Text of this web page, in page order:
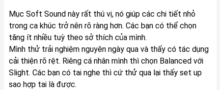
Mục Soft Sound này rất thú vị, nó giúp các chi tiết nhỏ
trong ca khúc trở nên rõ ràng hơn. Các bạn có thể chọn
tăng ít nhiều tuỳ theo sở thích của mình.
Mình thử trải nghiệm nguyên ngày qua và thấy có tác dụng
cải thiện rõ rệt. Riêng cá nhân mình thì chọn Balanced với
Slight. Các bạn có tai nghe thì cứ thử qua lại thấy set up
sao hợp tai là được.